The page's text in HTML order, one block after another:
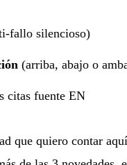
fallo silencioso)
(arriba, abajo o
citas fuente EN
que quiero contar